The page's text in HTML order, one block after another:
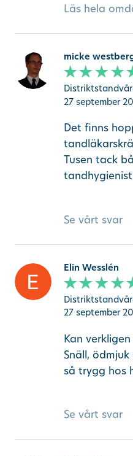
Läs hela
micke
27 september
Det finns
Tusen tack
Se vårt svar
Elin Wesslén
27 september
Kan
Snäll,
så trygg hos
Se vårt svar